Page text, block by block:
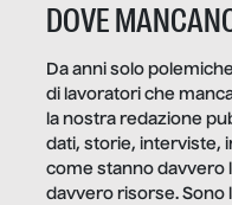
DOVE
Da anni solo
di lavoratori che
la nostra redazione
dati, storie, interviste,
come stanno davvero
davvero risorse. Sono